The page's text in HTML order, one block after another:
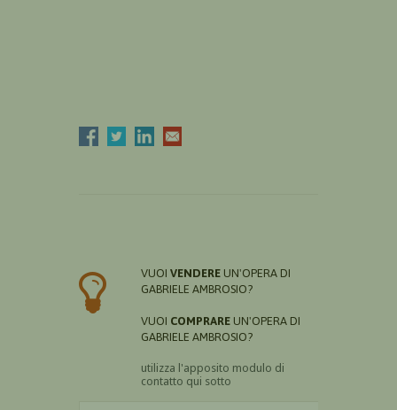
VUOI VENDERE UN'OPERA DI
GABRIELE AMBROSIO?
VUOI COMPRARE UN'OPERA DI
GABRIELE AMBROSIO?
utilizza l'apposito modulo di
contatto qui sotto